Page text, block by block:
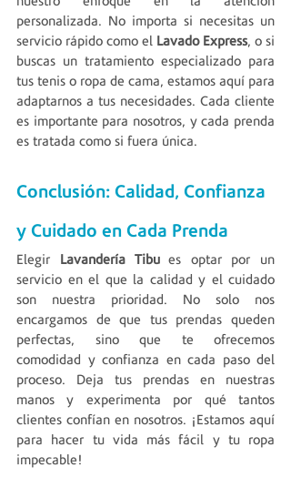
personalizada. No importa si necesitas un
servicio rápido como el Lavado Express, o si
buscas un tratamiento especializado para
tus tenis o ropa de cama, estamos aquí para
adaptarnos a tus necesidades. Cada cliente
es importante para nosotros, y cada prenda
es tratada como si fuera única.
Conclusión: Calidad, Confianza
y Cuidado en Cada Prenda
Elegir Lavandería Tibu es optar por un
servicio en el que la calidad y el cuidado
son nuestra prioridad. No solo nos
encargamos de que tus prendas queden
perfectas, sino que te ofrecemos
comodidad y confianza en cada paso del
proceso. Deja tus prendas en nuestras
manos y experimenta por qué tantos
clientes confían en nosotros. ¡Estamos aquí
para hacer tu vida más fácil y tu ropa
impecable!